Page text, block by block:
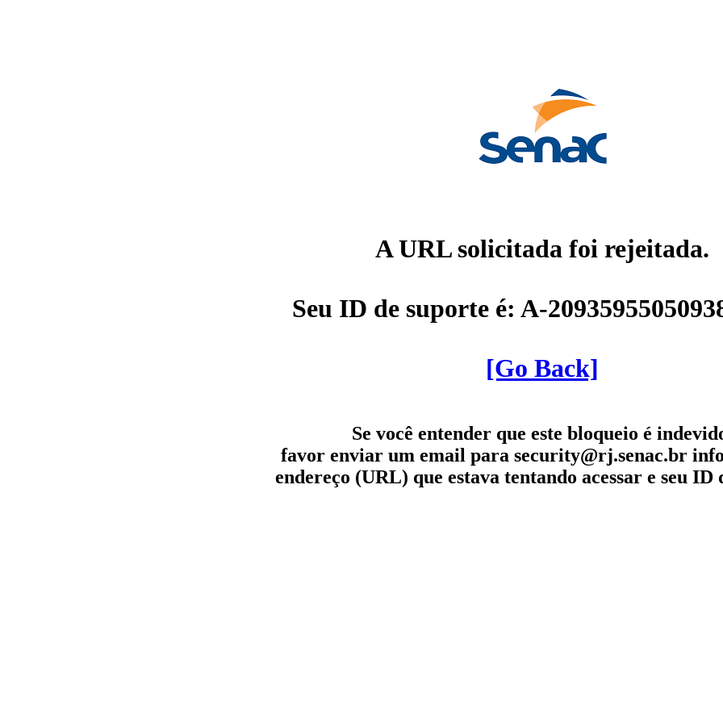
A URL solicitada foi rejeitada.
Seu ID de suporte é: A-
[Go Back]
Se você entender que este bloqueio é
favor enviar um email para security@rj.senac.br
endereço (URL) que estava tentando acessar e seu ID